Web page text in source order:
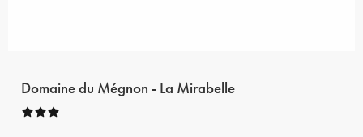
Domaine du Mégnon - La Mirabelle